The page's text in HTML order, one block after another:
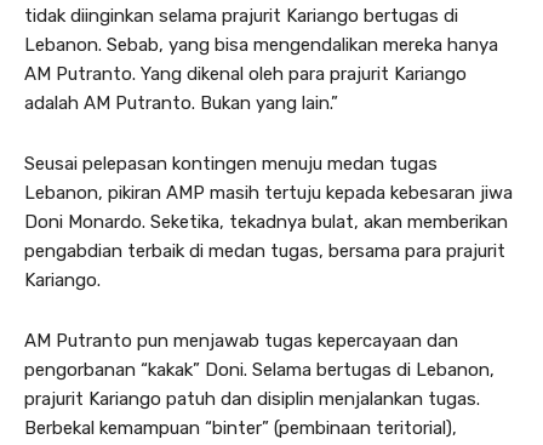
tidak diinginkan selama prajurit Kariango bertugas di
Lebanon. Sebab, yang bisa mengendalikan mereka hanya
AM Putranto. Yang dikenal oleh para prajurit Kariango
adalah AM Putranto. Bukan yang lain.”
Seusai pelepasan kontingen menuju medan tugas
Lebanon, pikiran AMP masih tertuju kepada kebesaran jiwa
Doni Monardo. Seketika, tekadnya bulat, akan memberikan
pengabdian terbaik di medan tugas, bersama para prajurit
Kariango.
AM Putranto pun menjawab tugas kepercayaan dan
pengorbanan “kakak” Doni. Selama bertugas di Lebanon,
prajurit Kariango patuh dan disiplin menjalankan tugas.
Berbekal kemampuan “binter” (pembinaan teritorial),